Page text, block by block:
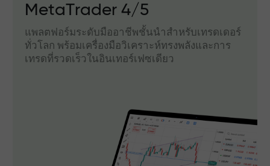
MetaTrader 4/5
แพลตฟอร์มระดับมืออาชีพชั้นนำสำหรับเทรดเดอร์
ทั่วโลก พร้อมเครื่องมือวิเคราะห์ทรงพลังและการ
เทรดที่รวดเร็วในอินเทอร์เฟซเดียว